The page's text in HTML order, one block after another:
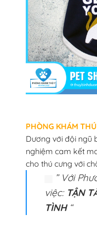
PHÒNG KHÁM
Dương với đội ngũ
nghiệm cam kết
cho thú cưng với
” Với
việc: TẬN
TÌNH“